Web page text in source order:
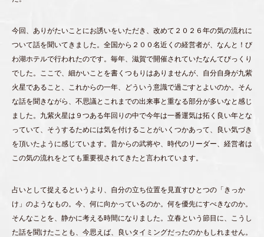
今回、ありがたいことにお誘いをいただき、改めて２０２６年の気の流れに
ついて話を聞いてきました。全国から２００名近くの経営者が、なんと！び
わ湖ホテルで行われたのです。毎年、滋賀で開催されていたなんてびっくり
でした。ここで、細かいことを書くつもりはありませんが、自分自身が九紫
火星であること、これからの一年、どういう意識で過ごすとよいのか。そん
な話を聞きながら、不思議とこれまでの出来事と重なる部分が多いなと感じ
ました。九紫火星は９つある年回りの中で今年は一番運気は拓く良い年とな
っていて、そうするためには気を付けることがいくつかあって、良い気づき
を頂いたように感じています。昔からの武将や、時代のリーダー、経営者は
この気の流れをとても重要視されてきたと言われています。
占いとして捉えるというより、自分の立ち位置を見直すひとつの「きっか
け」のようなもの。今、何に向かっているのか。何を優先にすべきなのか。
そんなことを、静かに考える時間になりました。立春という節目に、こうし
た話を聞けたことも、今思えば、良いタイミングだったのかもしれません。